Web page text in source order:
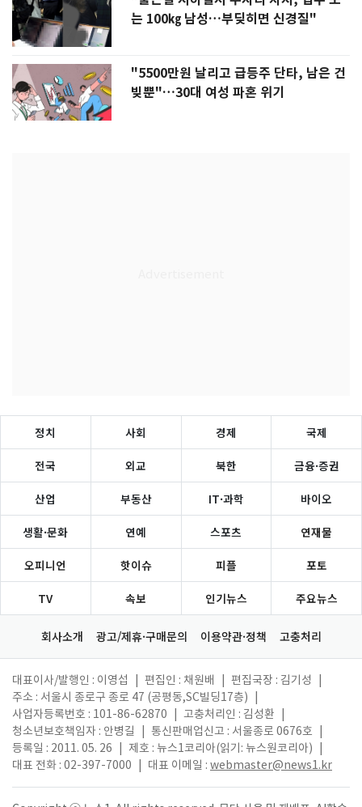
는 100㎏ 남성…부딪히면 신경질"
"5500만원 날리고 급등주 단타, 남은 건
빚뿐"…30대 여성 파혼 위기
정치 사회 경제 국제
전국 외교 북한 금융·증권
산업 부동산 IT·과학 바이오
생활·문화 연예 스포츠 연재물
오피니언 핫이슈 피플 포토
TV 속보 인기뉴스 주요뉴스
회사소개 광고/제휴·구매문의 이용약관·정책 고충처리
대표이사/발행인 : 이영섭 편집인 : 채원배 편집국장 : 김기성
주소 : 서울시 종로구 종로 47 (공평동,SC빌딩17층)
사업자등록번호 : 101-86-62870
고충처리인 : 김성환
청소년보호책임자 : 안병길
통신판매업신고 : 서울종로 0676호
등록일 : 2011. 05. 26
제호 : 뉴스1코리아(읽기: 뉴스원코리아)
대표 전화 : 02-397-7000
대표 이메일 : webmaster@news1.kr